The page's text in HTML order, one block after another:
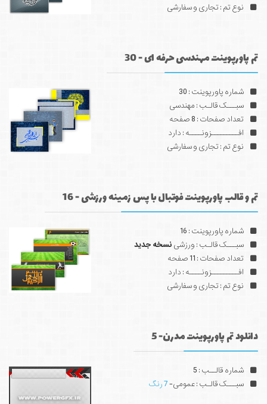
نوع تم : تجاری و سفارشی
تم پاورپوینت مهندسی حرفه ای - 30
شماره پاورپوینت : 30
سبـــک قالـب : مهندسی
تعداد صفحات : 8 صفحه
افـــــــــزونــــه : دارد
نوع تم : تجاری و سفارشی
تم و قالب پاورپوینت فوتبال با پس زمینه ورزشی - 16
شماره پاورپوینت : 16
سبـــک قالـب : ورزشی نسخه جدید
تعداد صفحات : 11 صفحه
افـــــــــزونــــه : دارد
نوع تم : تجاری و سفارشی
دانلود تم پاورپوینت مدرن- 5
شماره قالــب : 5
سبـــک قالـب : عمومی-7 رنگ